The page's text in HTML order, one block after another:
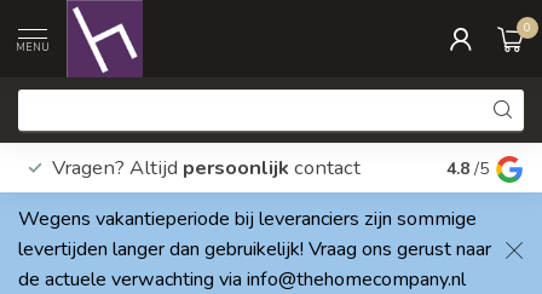
MENU
0
Vragen? Altijd persoonlijk contact Elke dag
4.8 /5
Wegens vakantieperiode bij leveranciers zijn sommige
levertijden langer dan gebruikelijk! Vraag ons gerust naar
de actuele verwachting via info@thehomecompany.nl